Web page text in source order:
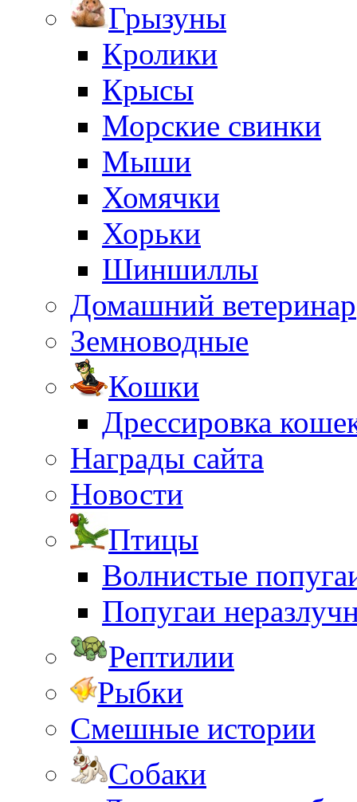
Грызуны
Кролики
Крысы
Морские свинки
Мыши
Хомячки
Хорьки
Шиншиллы
Домашний ветеринар
Земноводные
Кошки
Дрессировка
Награды сайта
Новости
Птицы
Волнистые
Попугаи
Рептилии
Рыбки
Смешные истории
Собаки